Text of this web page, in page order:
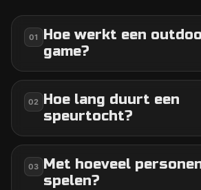
01
Hoe werkt een
game?
02 Hoe lang duurt een
speurtocht?
03 Met hoeveel
spelen?